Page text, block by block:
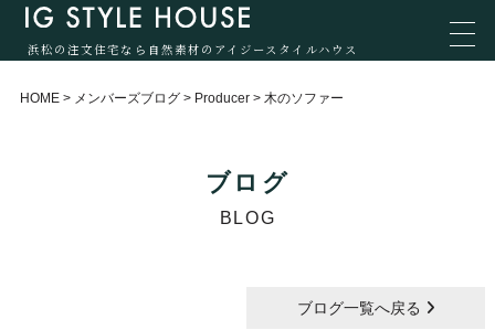
浜松の注文住宅なら自然素材のアイジースタイルハウス
HOME > メンバーズブログ > Producer > 木のソファー
ブログ
BLOG
ブログ一覧へ戻る